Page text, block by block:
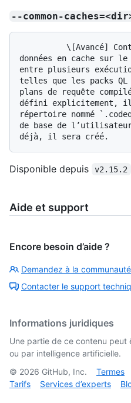
--common-
données en cache sur
entre plusieurs
telles que les packs
plans de requête
défini explicitement, il
répertoire nommé
de base de
Disponible depuis v2.15.2
Aide et support
Encore besoin d’aide ?
Demandez à la
Contacter le support
Informations juridiques
Une partie de ce contenu
ou par intelligence artificielle.
© 2026 GitHub, Inc. Termes
Tarifs
Services d’experts